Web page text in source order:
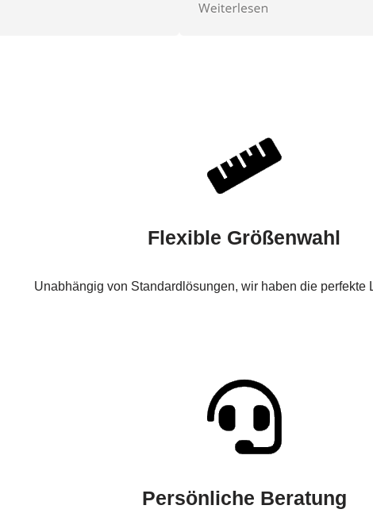
Flexible Größenwahl
Unabhängig von Standardlösungen, wir haben die perfekte
Persönliche Beratung